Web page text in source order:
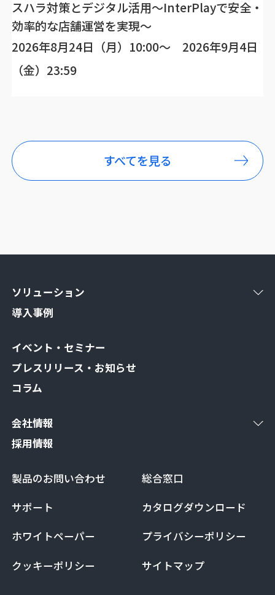
スハラ対策とデジタル活用～InterPlayで安全・
効率的な店舗運営を実現～
2026年8月24日（月）10:00～ 2026年9月4日
（金）23:59
すべてを見る
ソリューション
導入事例
イベント・セミナー
プレスリリース・お知らせ
コラム
会社情報
採用情報
製品のお問い合わせ
総合窓口
サポート
カタログダウンロード
ホワイトペーパー
プライバシーポリシー
クッキーポリシー
サイトマップ